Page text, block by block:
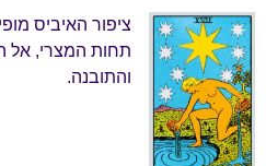
ציפור האיביס
תחות המצרי, אל
והתובנה.